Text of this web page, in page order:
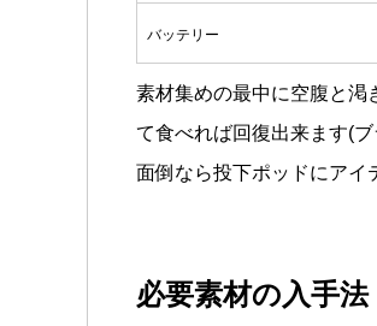
バッテリー
素材集めの最中に空腹と渇
て食べれば回復出来ます(
面倒なら投下ポッドにアイ
必要素材の入手法